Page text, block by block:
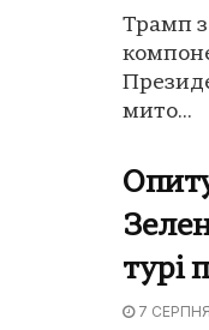
Трамп
мито...
турі
7